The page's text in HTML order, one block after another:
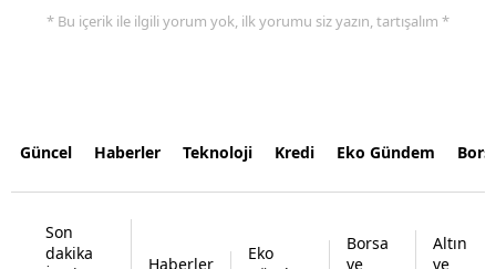
* Bu içerik ile ilgili yorum yok, ilk yorumu siz yazın, tartışalım *
Güncel Haberler Teknoloji Kredi Eko Gündem
Son
dakika
Haberler
Eko
Borsa
ve
Altın
ve